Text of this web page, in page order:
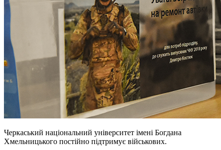
Черкаський національний університет імені Богдана
Хмельницького постійно підтримує військових.